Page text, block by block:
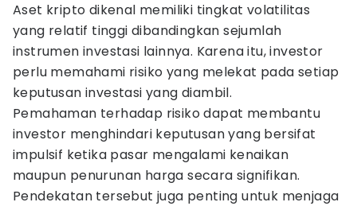
Aset kripto dikenal memiliki tingkat volatilitas
yang relatif tinggi dibandingkan sejumlah
instrumen investasi lainnya. Karena itu, investor
perlu memahami risiko yang melekat pada setiap
keputusan investasi yang diambil.
Pemahaman terhadap risiko dapat membantu
investor menghindari keputusan yang bersifat
impulsif ketika pasar mengalami kenaikan
maupun penurunan harga secara signifikan.
Pendekatan tersebut juga penting untuk menjaga